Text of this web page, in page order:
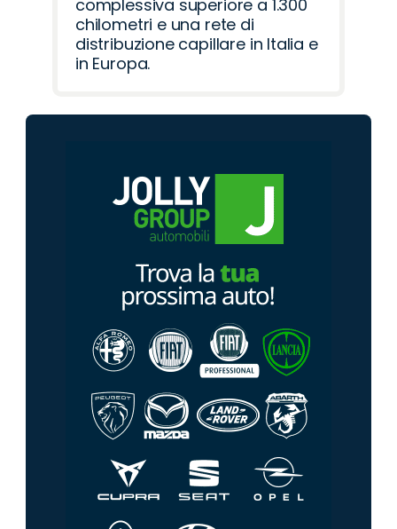
complessiva superiore a 1.300
chilometri e una rete di
distribuzione capillare in Italia e
in Europa.